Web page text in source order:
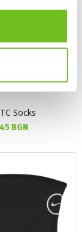
им.
Socks
BGN